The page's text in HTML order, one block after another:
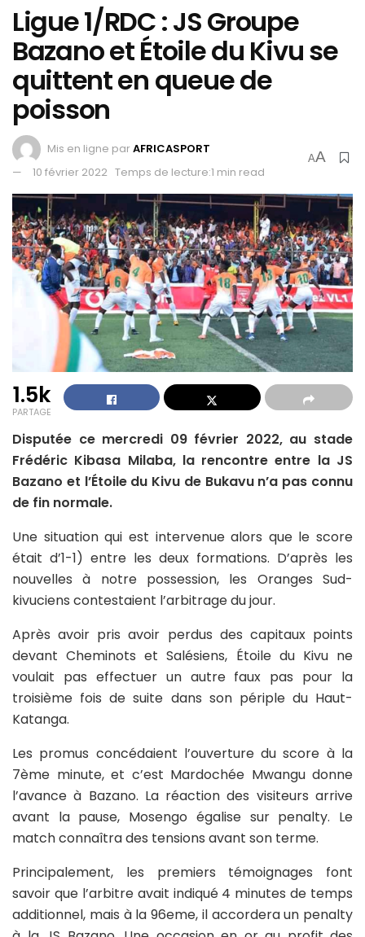
Ligue 1/RDC : JS Groupe
Bazano et Étoile du Kivu se
quittent en queue de
poisson
Mis en ligne parAFRICASPORT
10 février 2022 Temps de lecture:1 min read
AA
1.5k
PARTAGE
Disputée ce mercredi 09 février 2022, au stade
Frédéric Kibasa Milaba, la rencontre entre la JS
Bazano et l’Étoile du Kivu de Bukavu n’a pas connu
de fin normale.
Une situation qui est intervenue alors que le score
était d’1-1) entre les deux formations. D’après les
nouvelles à notre possession, les Oranges Sud-
kivuciens contestaient l’arbitrage du jour.
Après avoir pris avoir perdus des capitaux points
devant Cheminots et Salésiens, Étoile du Kivu ne
voulait pas effectuer un autre faux pas pour la
troisième fois de suite dans son périple du Haut-
Katanga.
Les promus concédaient l’ouverture du score à la
7ème minute, et c’est Mardochée Mwangu donne
l’avance à Bazano. La réaction des visiteurs arrive
avant la pause, Mosengo égalise sur penalty. Le
match connaîtra des tensions avant son terme.
Principalement, les premiers témoignages font
savoir que l’arbitre avait indiqué 4 minutes de temps
additionnel, mais à la 96eme, il accordera un penalty